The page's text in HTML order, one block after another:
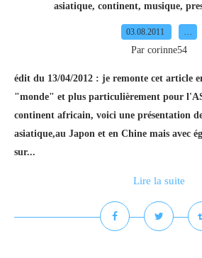
asiatique, continent, musique,
03.08.2011 …
Par corinne54
édit du 13/04/2012 : je remonte cet article
"monde" et plus particulièrement pour
continent africain, voici une présentation
asiatique,au Japon et en Chine mais avec
sur...
Lire la suite